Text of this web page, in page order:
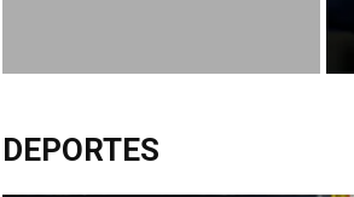
DEPORTES